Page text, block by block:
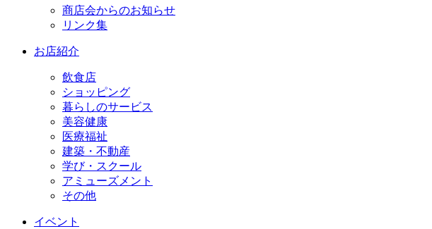
商店会からのお知らせ
リンク集
お店紹介
飲食店
ショッピング
暮らしのサービス
美容健康
医療福祉
建築・不動産
学び・スクール
アミューズメント
その他
イベント